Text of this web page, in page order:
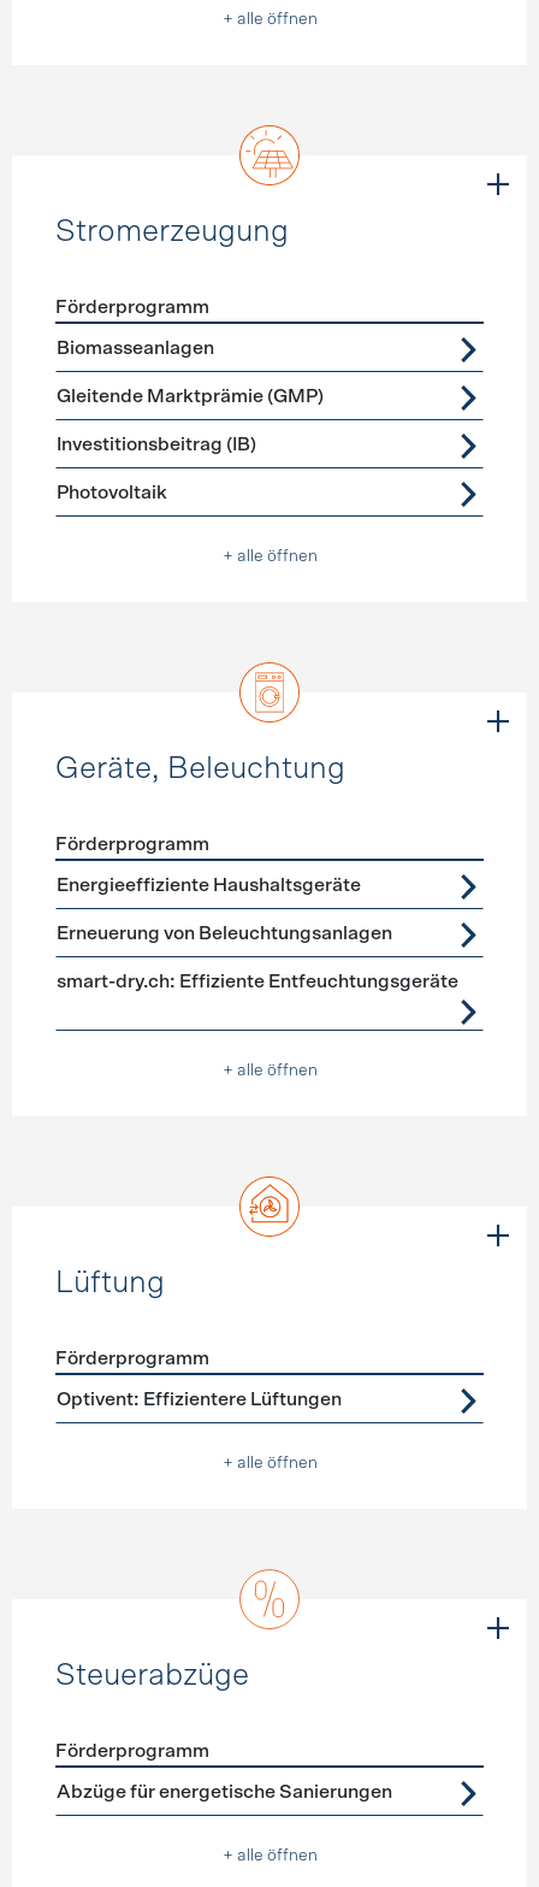
+ alle öffnen
Stromerzeugung
Förderprogramme
Förderprogramm
Biomasseanlagen
Gleitende Marktprämie (GMP)
Investitionsbeitrag (IB)
Photovoltaik
+ alle öffnen
Geräte, Beleuchtung
Förderprogramme Geräte, Beleuchtung
Förderprogramm
Energieeffiziente Haushaltsgeräte
Erneuerung von Beleuchtungsanlagen
smart-dry.ch: Effiziente Entfeuchtungsgeräte
+ alle öffnen
Lüftung
Förderprogramme Lüftung
Förderprogramm
Optivent: Effizientere Lüftungen
+ alle öffnen
Steuerabzüge
Förderprogramme Steuerabzüge
Förderprogramm
Abzüge für energetische Sanierungen
+ alle öffnen